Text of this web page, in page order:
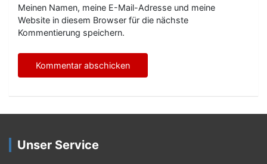
Meinen Namen, meine E-Mail-Adresse und meine
Website in diesem Browser für die nächste
Kommentierung speichern.
Unser Service